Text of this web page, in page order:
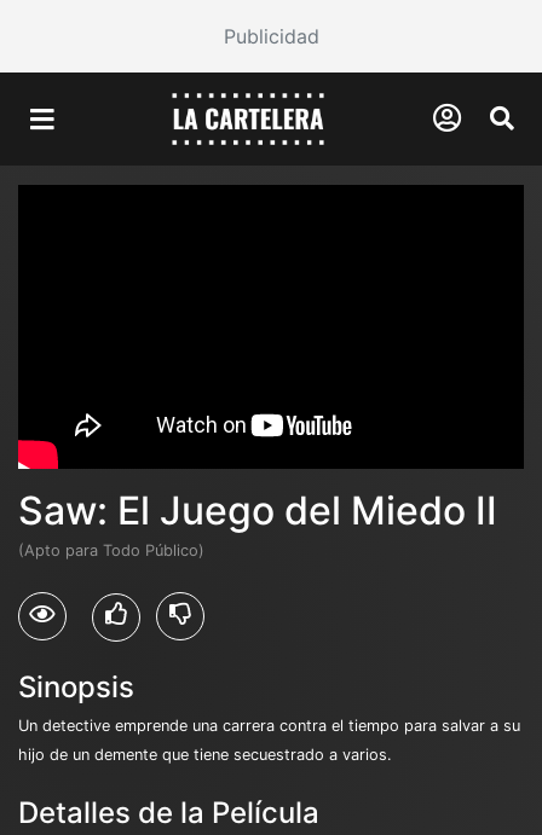
Publicidad
Saw: El Juego del Miedo II
(Apto para Todo Público)
Sinopsis
Un detective emprende una carrera contra el tiempo para salvar a su
hijo de un demente que tiene secuestrado a varios.
Detalles de la Película